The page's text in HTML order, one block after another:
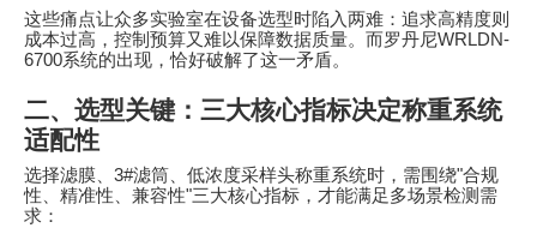
这些痛点让众多实验室在设备选型时陷入两难：追求高精度则
成本过高，控制预算又难以保障数据质量。而罗丹尼WRLDN-
6700系统的出现，恰好破解了这一矛盾。
二、选型关键：三大核心指标决定称重系统
适配性
选择滤膜、 3#滤筒、低浓度采样头称重系统时，需围绕"合规
性、精准性、兼容性"三大核心指标，才能满足多场景检测需
求：